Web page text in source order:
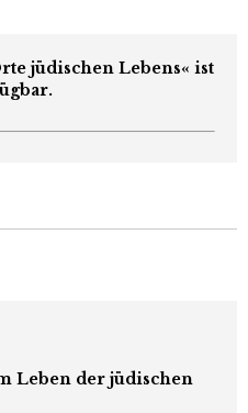
jüdischen Lebens« ist
Leben der jüdischen